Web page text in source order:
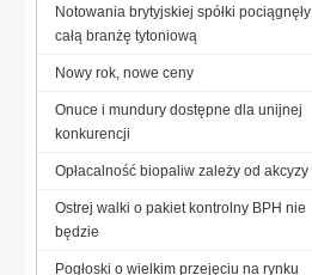
Notowania brytyjskiej spółki pociągnęły
całą branżę tytoniową
Nowy rok, nowe ceny
Onuce i mundury dostępne dla unijnej
konkurencji
Opłacalność biopaliw zależy od akcyzy
Ostrej walki o pakiet kontrolny BPH nie
będzie
Pogłoski o wielkim przejęciu na rynku